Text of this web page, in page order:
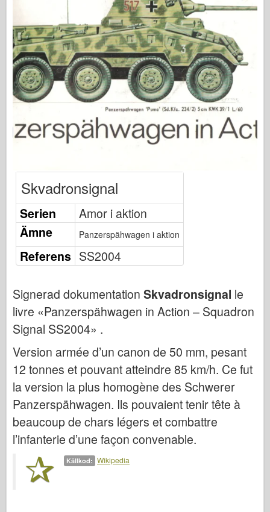
Skvadronsignal
Tankpower
Lastbilar & Tankar
Waffen-Arsenal
Wydawnictwo Militaria
Maquettes (maquettes)
Academy
Flygvapnet
AZ-modell
Svart hund
Cyber-Hobby
Dnepromodel (dnepromodel)
Dragon
Eduard
E.T. Modell
Fina mögel
Tapperhetskrafter
Friulmodel
Heller (också)
Skvadronsignal
Serien
Amor i aktion
Ämne
Panzerspähwagen i aktion
Referens SS2004
Signerad dokumentation Skvadronsignal le
livre «Panzerspähwagen in Action – Squadron
Signal SS2004» .
Version armée d’un canon de 50 mm, pesant
12 tonnes et pouvant atteindre 85 km/h. Ce fut
la version la plus homogène des Schwerer
Panzerspähwagen. Ils pouvaient tenir tête à
beaucoup de chars légers et combattre
l’infanterie d’une façon convenable.
Källkod: Wikipedia